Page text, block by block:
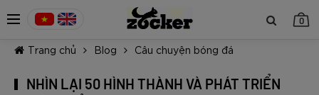
0
Trang chủ Blog Câu chuyện bóng đá
NHÌN LẠI 50 HÌNH THÀNH VÀ PHÁT TRIỂN